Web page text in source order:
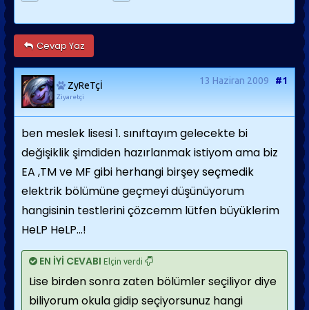
Cevap Yaz
ZyReTçİ
Ziyaretçi
13 Haziran 2009 #1
ben meslek lisesi 1. sınıftayım gelecekte bi
değişiklik şimdiden hazırlanmak istiyom ama biz
EA ,TM ve MF gibi herhangi birşey seçmedik
elektrik bölümüne geçmeyi düşünüyorum
hangisinin testlerini çözcemm lütfen büyüklerim
HeLP HeLP...!
EN İYİ CEVABI Elçin verdi
Lise birden sonra zaten bölümler seçiliyor diye
biliyorum okula gidip seçiyorsunuz hangi